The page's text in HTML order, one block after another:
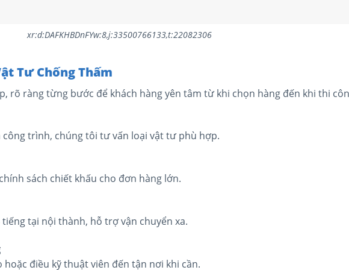
xr:d:DAFKHBDnFYw:8,j:33500766133,t:22082306
Tư Chống Thấm
rõ ràng từng bước để khách hàng yên tâm từ khi chọn hàng đến khi thi
trình, chúng tôi tư vấn loại vật tư phù hợp.
sách chiết khấu cho đơn hàng lớn.
tại nội thành, hỗ trợ vận chuyển xa.
điều kỹ thuật viên đến tận nơi khi cần.